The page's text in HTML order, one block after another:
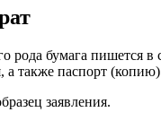
рода бумага пишется
а также паспорт (копию)
заявления.